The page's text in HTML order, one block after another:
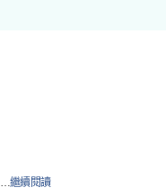
…繼續閱讀